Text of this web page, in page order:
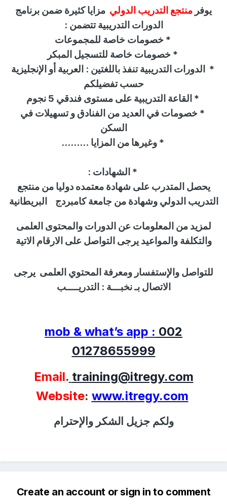
يوفر منتجع التدريب الدولي مزايا كثيرة ضمن برنامج
الدورات التدريبية تتضمن :
* خصومات خاصة للمجموعات
* خصومات خاصة للتسجيل المبكر
*
الدورات التدريبية تنفذ باللغتين : العربية أو الإنجليزية
حسب تفضيلكم
* القاعة التدريبية على مستوى فندقي 5 نجوم
* خصومات في العديد من الفنادق و تسهيلات في
السكن
* وغيرها من المزايا .........
* الشهادات :
يحصل المتدرب على شهادة معتمده دوليا من منتجع
التدريب الدولي وشهادة من جامعة كامبردج البريطانية
لمزيد من المعلومات عن الدورات والمحتوى العلمى
والتكلفة والمواعيد يرجى التواصل على الارقام الاتية
للتواصل والإستفسار ومعرفة المحتوي العلمى يرجى
الاتصال بـ نخبـــة : التدريــــب
mob & what’s app : 002
01278655999
Email. training@itregy.com
Website:www.itregy.com
ولكم جزيل الشكر والإحترام
Create an account or sign in to comment